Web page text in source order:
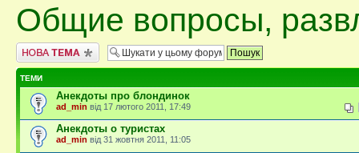
Общие вопросы,
Створити нову тему
ТЕМИ
Анекдоты про блондинок
ad_min від 17 лютого 2011, 17:49
Анекдоты о туристах
ad_min від 31 жовтня 2011, 11:05